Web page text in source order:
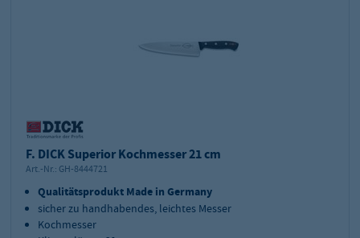
F. DICK Superior Kochmesser 21 cm
Art.-Nr.: GH-8444721
Qualitätsprodukt Made in Germany
sicher zu handhabendes, leichtes Messer
Kochmesser